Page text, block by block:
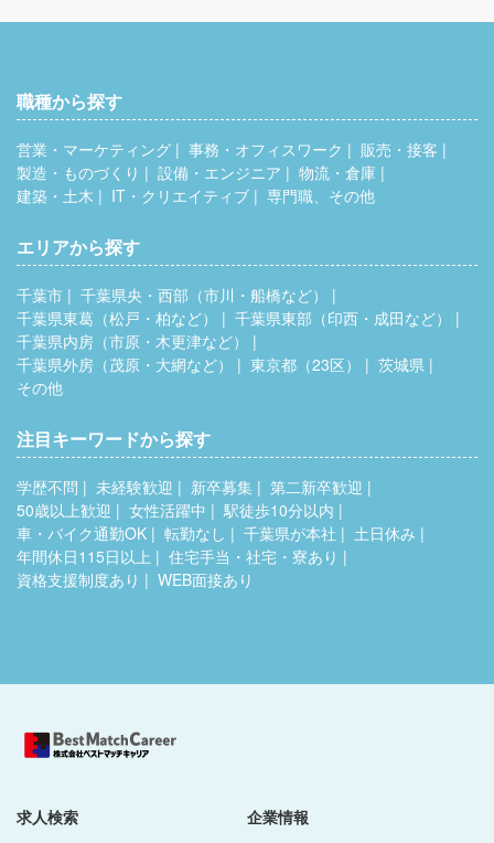
職種から探す
営業・マーケティング 事務・オフィスワーク
販売・接客
製造・ものづくり
設備・エンジニア
物流・倉庫
建築・土木
IT・クリエイティブ 専門職、その他
エリアから探す
千葉市
千葉県央・西部（市川・船橋など）
千葉県東葛（松戸・柏など）
千葉県東部（印西・成田など）
千葉県内房（市原・木更津など）
千葉県外房（茂原・大網など）
東京都（23区）
茨城県
その他
注目キーワードから探す
学歴不問 未経験歓迎 新卒募集
第二新卒歓迎
50歳以上歓迎
女性活躍中
駅徒歩10分以内
車・バイク通勤OK
転勤なし 千葉県が本社
土日休み
年間休日115日以上
住宅手当・社宅・寮あり
資格支援制度あり
WEB面接あり
求人検索
企業情報